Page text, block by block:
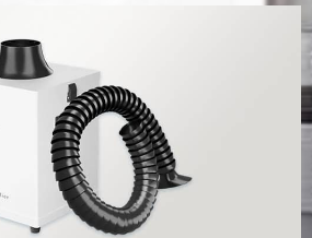
Soğutma
220V 50/60H